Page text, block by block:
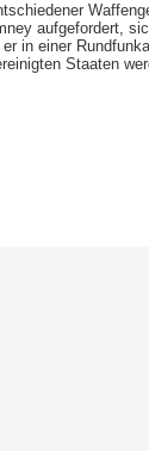
aufgefordert,
in einer
Staaten